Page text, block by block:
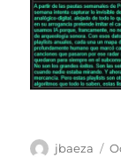
Author
jbaeza